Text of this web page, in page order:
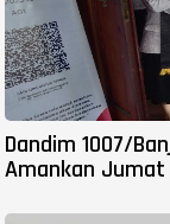
Dandim 1007/
Amankan Jumat